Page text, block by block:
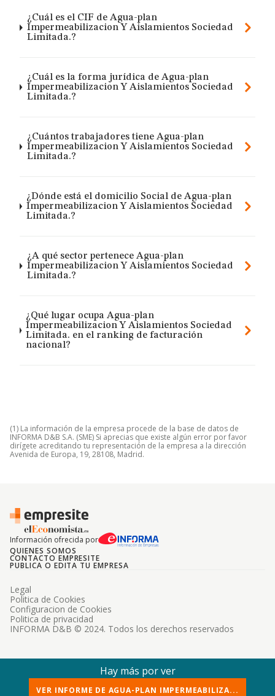
¿Cuál es el CIF de Agua-plan
Impermeabilizacion Y Aislamientos Sociedad
Limitada.?
¿Cuál es la forma jurídica de Agua-plan
Impermeabilizacion Y Aislamientos Sociedad
Limitada.?
¿Cuántos trabajadores tiene Agua-plan
Impermeabilizacion Y Aislamientos Sociedad
Limitada.?
¿Dónde está el domicilio Social de Agua-plan
Impermeabilizacion Y Aislamientos Sociedad
Limitada.?
¿A qué sector pertenece Agua-plan
Impermeabilizacion Y Aislamientos Sociedad
Limitada.?
¿Qué lugar ocupa Agua-plan
Impermeabilizacion Y Aislamientos Sociedad
Limitada. en el ranking de facturación
nacional?
(1) La información de la empresa procede de la base de datos de
INFORMA D&B S.A. (SME) Si aprecias que existe algún error por favor
dirígete acreditando tu representación de la empresa a la dirección
Avenida de Europa, 19, 28108, Madrid.
Información ofrecida por
QUIENES SOMOS
CONTACTO EMPRESITE
PUBLICA O EDITA TU EMPRESA
INFORMA D&B © 2024. Todos los derechos reservados
Legal
Politica de Cookies
Configuracion de Cookies
Politica de privacidad
Hay más por ver
VER INFORME DE AGUA-PLAN IMPERMEABILIZA...